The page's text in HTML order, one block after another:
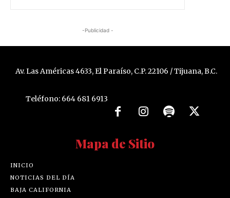
-Publicidad -
Av. Las Américas 4633, El Paraíso, C.P. 22106 / Tijuana, B.C.
Teléfono: 664 681 6913
Mapa de Sitio
INICIO
NOTICIAS DEL DÍA
BAJA CALIFORNIA